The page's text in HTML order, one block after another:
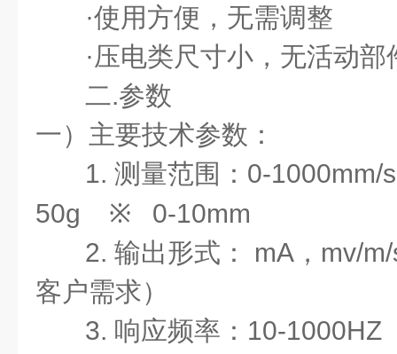
·使用方便，无需调整
·压电类尺寸小，无活动
二.参数
一） 主要技术参数：
1. 测量范围： 0-1000mm/s
50g ※ 0-10mm
2. 输出形式： mA ， mv/m/
客户需求）
3. 响应频率： 10-1000HZ